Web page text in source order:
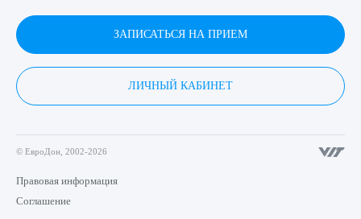
ЗАПИСАТЬСЯ НА ПРИЕМ
ЛИЧНЫЙ КАБИНЕТ
© ЕвроДон, 2002-2026
Правовая информация
Соглашение